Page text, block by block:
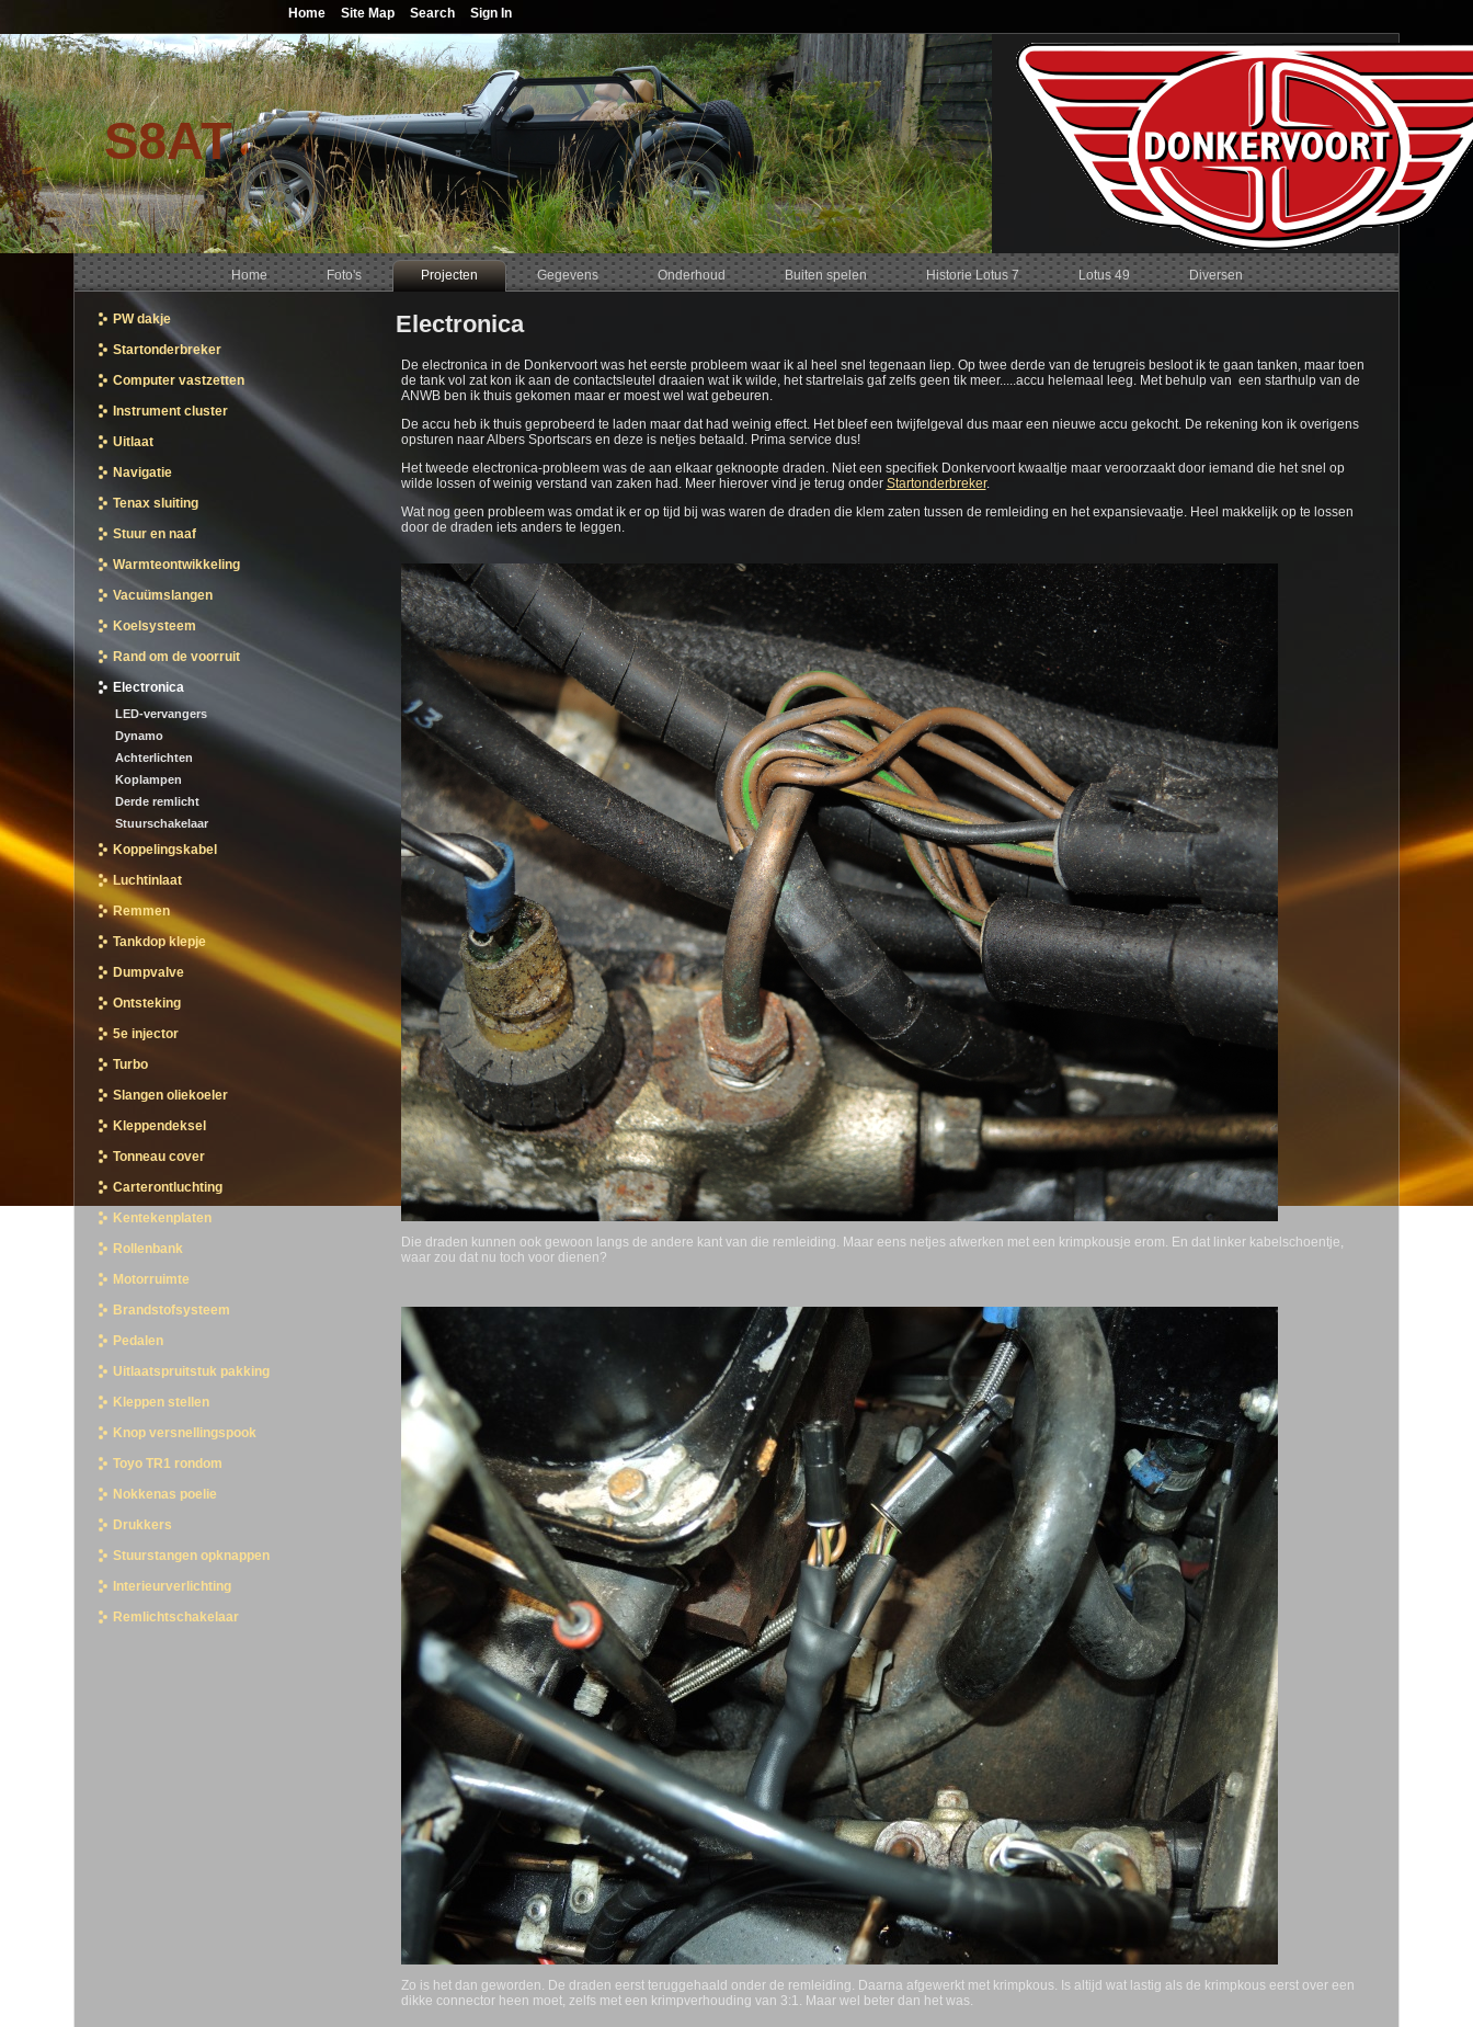
S8AT
Home Foto's Projecten Gegevens Onderhoud Buiten spelen Historie Lotus 7 Lotus 49 Diversen
PW dakje
Startonderbreker
Computer vastzetten
Instrument cluster
Uitlaat
Navigatie
Tenax sluiting
Stuur en naaf
Warmteontwikkeling
Vacuümslangen
Koelsysteem
Rand om de voorruit
Electronica
LED-vervangers
Dynamo
Achterlichten
Koplampen
Derde remlicht
Stuurschakelaar
Koppelingskabel
Luchtinlaat
Remmen
Tankdop klepje
Dumpvalve
Ontsteking
5e injector
Turbo
Slangen oliekoeler
Kleppendeksel
Tonneau cover
Carterontluchting
Kentekenplaten
Rollenbank
Motorruimte
Brandstofsysteem
Pedalen
Uitlaatspruitstuk pakking
Kleppen stellen
Knop versnellingspook
Toyo TR1 rondom
Nokkenas poelie
Drukkers
Stuurstangen opknappen
Interieurverlichting
Remlichtschakelaar
Electronica
De electronica in de Donkervoort was het eerste probleem waar ik al heel snel tegenaan liep. Op twee derde van de terugreis besloot ik te gaan tanken, maar toen
de tank vol zat kon ik aan de contactsleutel draaien wat ik wilde, het startrelais gaf zelfs geen tik meer.....accu helemaal leeg. Met behulp van een starthulp van de
ANWB ben ik thuis gekomen maar er moest wel wat gebeuren.
De accu heb ik thuis geprobeerd te laden maar dat had weinig effect. Het bleef een twijfelgeval dus maar een nieuwe accu gekocht. De rekening kon ik overigens
opsturen naar Albers Sportscars en deze is netjes betaald. Prima service dus!
Het tweede electronica-probleem was de aan elkaar geknoopte draden. Niet een specifiek Donkervoort kwaaltje maar veroorzaakt door iemand die het snel op
wilde lossen of weinig verstand van zaken had. Meer hierover vind je terug onder Startonderbreker.
Wat nog geen probleem was omdat ik er op tijd bij was waren de draden die klem zaten tussen de remleiding en het expansievaatje. Heel makkelijk op te lossen
door de draden iets anders te leggen.
Die draden kunnen ook gewoon langs de andere kant van die remleiding. Maar eens netjes afwerken met een krimpkousje erom. En dat linker kabelschoentje,
waar zou dat nu toch voor dienen?
Zo is het dan geworden. De draden eerst teruggehaald onder de remleiding. Daarna afgewerkt met krimpkous. Is altijd wat lastig als de krimpkous eerst over een
dikke connector heen moet, zelfs met een krimpverhouding van 3:1. Maar wel beter dan het was.
Home Site Map Search Sign In